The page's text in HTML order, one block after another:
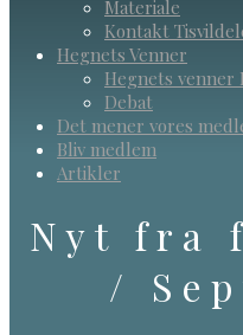
Materiale
Kontakt
Hegnets Venner
Hegnets venner
Debat
Det mener vores
Bliv medlem
Artikler
Nyt fra
/